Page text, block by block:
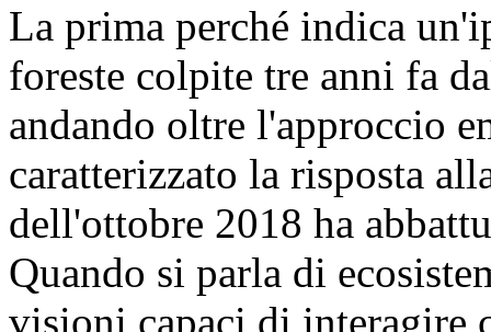
La prima perché indica
foreste colpite tre anni fa
andando oltre l'approccio
caratterizzato la risposta
dell'ottobre 2018 ha
Quando si parla di
visioni capaci di interagire